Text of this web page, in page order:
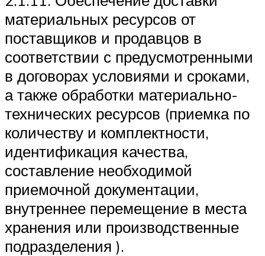
материальных ресурсов от
поставщиков и продавцов в
соответствии с предусмотренными
в договорах условиями и сроками,
а также обработки материально-
технических ресурсов (приемка по
количеству и комплектности,
идентификация качества,
составление необходимой
приемочной документации,
внутреннее перемещение в места
хранения или производственные
подразделения ).